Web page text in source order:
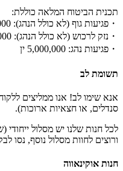
תכנית הביטוח המלאה כוללת:
・פגיעות גוף (לא כולל הנהג): 800,000,000 ין
・נזק לרכוש (לא כולל הנהג): 2,000,000 ין
・פגיעות נהג: 5,000,000 ין
תשומת לב
אנא שימו לב! אנו ממליצים
סנדלים, או חצאיות ארוכות).
לכל חנות שלנו יש מסלול
ורוצים לחוות מסלול נוסף, נסו
חנות אוקינאווה